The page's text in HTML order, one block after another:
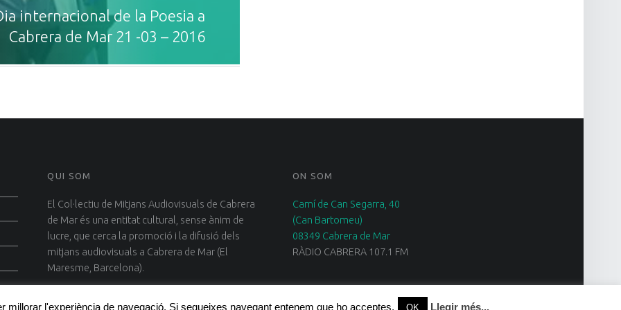
internacional de la Poesia a
Cabrera de Mar 21 -03 – 2016
QUI SOM
El Col·lectiu de Mitjans Audiovisuals de Cabrera
de Mar és una entitat cultural, sense ànim de
lucre, que cerca la promoció i la difusió dels
mitjans audiovisuals a Cabrera de Mar (El
Maresme, Barcelona).
ON SOM
Camí de Can Segarra, 40
(Can Bartomeu)
08349 Cabrera de Mar
RÀDIO CABRERA 107.1 FM
millorar l'experiència de navegació. Si segueixes navegant entenem que ho acceptes. OK Llegir més...